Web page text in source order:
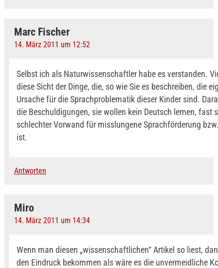
Marc Fischer
14. März 2011 um 12:52
Selbst ich als Naturwissenschaftler habe es verstanden.
diese Sicht der Dinge, die, so wie Sie es beschreiben, die
Ursache für die Sprachproblematik dieser Kinder sind.
die Beschuldigungen, sie wollen kein Deutsch lernen, fast
schlechter Vorwand für misslungene Sprachförderung
ist.
Antworten
Miro
14. März 2011 um 14:34
Wenn man diesen „wissenschaftlichen“ Artikel so liest,
den Eindruck bekommen als wäre es die unvermeidliche